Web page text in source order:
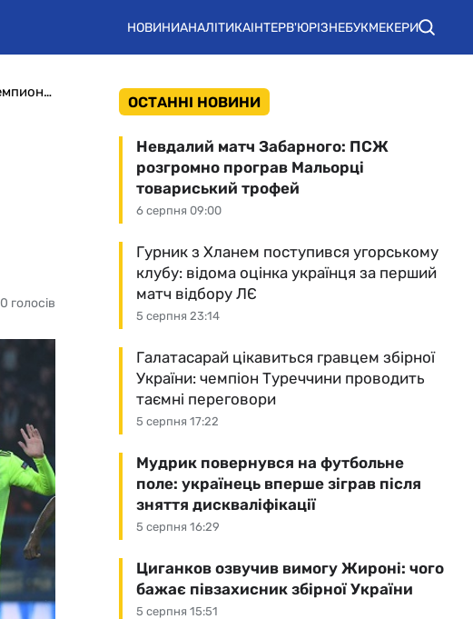
НОВИНИАНАЛІТИКАІНТЕРВ'ЮРІЗНЕБУКМЕКЕРИ
Мечта Евгения Селезнева и цель Жуниора Мораеса: лучшие бомбардиры чемпионата Украины
0 голосів
ОСТАННІ НОВИНИ
6 серпня 09:00
Невдалий матч Забарного: ПСЖ
розгромно програв Мальорці
товариський трофей
5 серпня 23:14
Гурник з Хланем поступився угорському
клубу: відома оцінка українця за перший
матч відбору ЛЄ
5 серпня 17:22
Галатасарай цікавиться гравцем збірної
України: чемпіон Туреччини проводить
таємні переговори
5 серпня 16:29
Мудрик повернувся на футбольне
поле: українець вперше зіграв після
зняття дискваліфікації
5 серпня 15:51
Циганков озвучив вимогу Жироні: чого
бажає півзахисник збірної України